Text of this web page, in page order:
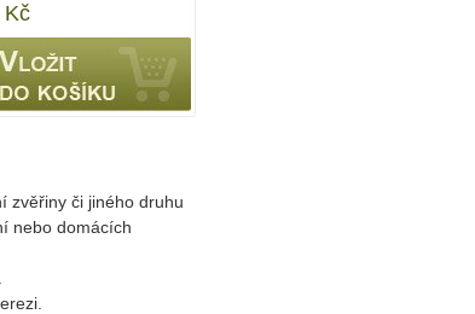
Kč
zvěřiny či jiného druhu
nebo domácích